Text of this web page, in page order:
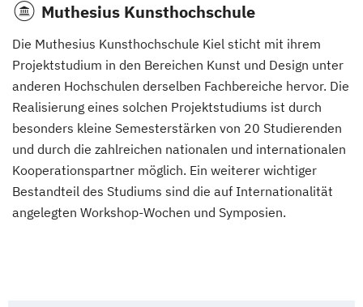
Muthesius Kunsthochschule
Die Muthesius Kunsthochschule Kiel sticht mit ihrem
Projektstudium in den Bereichen Kunst und Design unter
anderen Hochschulen derselben Fachbereiche hervor. Die
Realisierung eines solchen Projektstudiums ist durch
besonders kleine Semesterstärken von 20 Studierenden
und durch die zahlreichen nationalen und internationalen
Kooperationspartner möglich. Ein weiterer wichtiger
Bestandteil des Studiums sind die auf Internationalität
angelegten Workshop-Wochen und Symposien.